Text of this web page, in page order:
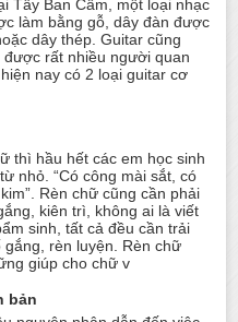
Tây Ban Cầm, một loại nhạc
làm bằng gỗ, dây đàn được
dây thép. Guitar cũng
rất nhiều người quan
nay có 2 loại guitar cơ
thì hầu hết các em học sinh
nhỏ. “Có công mài sắt, có
Rèn chữ cũng cần phải
kiên trì, không ai là viết
sinh, tất cả đều cần trải
gắng, rèn luyện. Rèn chữ
giúp cho chữ v
bản